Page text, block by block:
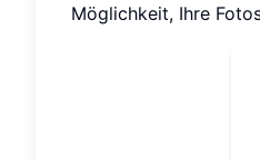
Möglichkeit, Ihre